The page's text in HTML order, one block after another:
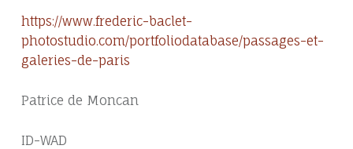
https://www.frederic-baclet-
photostudio.com/portfoliodatabase/passages-et-
galeries-de-paris
Patrice de Moncan
ID-WAD